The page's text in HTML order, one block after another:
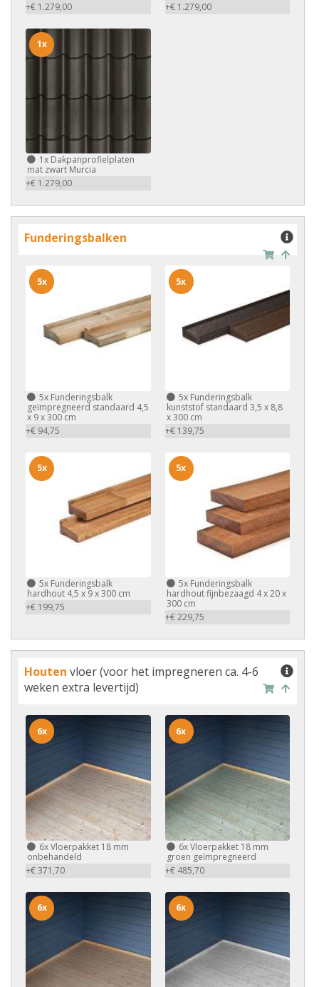
+€ 1.279,00 +€ 1.279,00
1x Dakpanprofielplaten
mat zwart Murcia
+€ 1.279,00
1x
Funderingsbalken
5x Funderingsbalk
geïmpregneerd standaard 4,5
x 9 x 300 cm
+€ 94,75
5x
5xFunderingsbalk
kunststof standaard 3,5 x 8,8
x 300 cm
+€ 139,75
5x
5x Funderingsbalk
hardhout 4,5 x 9 x 300 cm
+€ 199,75
5x
5xFunderingsbalk
hardhout fijnbezaagd 4 x 20 x
300 cm
+€ 229,75
5x
Houten vloer (voor het impregneren ca. 4-6
weken extra levertijd)
6xVloerpakket 18 mm
onbehandeld
+€ 371,70
6x
6xVloerpakket 18 mm
groen geïmpregneerd
+€ 485,70
6x
6x 6x